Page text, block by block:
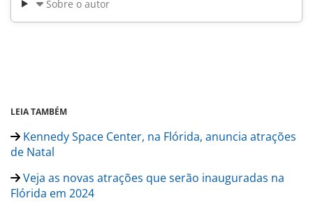
Sobre o autor
LEIA TAMBÉM
Kennedy Space Center, na Flórida, anuncia atrações
de Natal
Veja as novas atrações que serão inauguradas na
Flórida em 2024